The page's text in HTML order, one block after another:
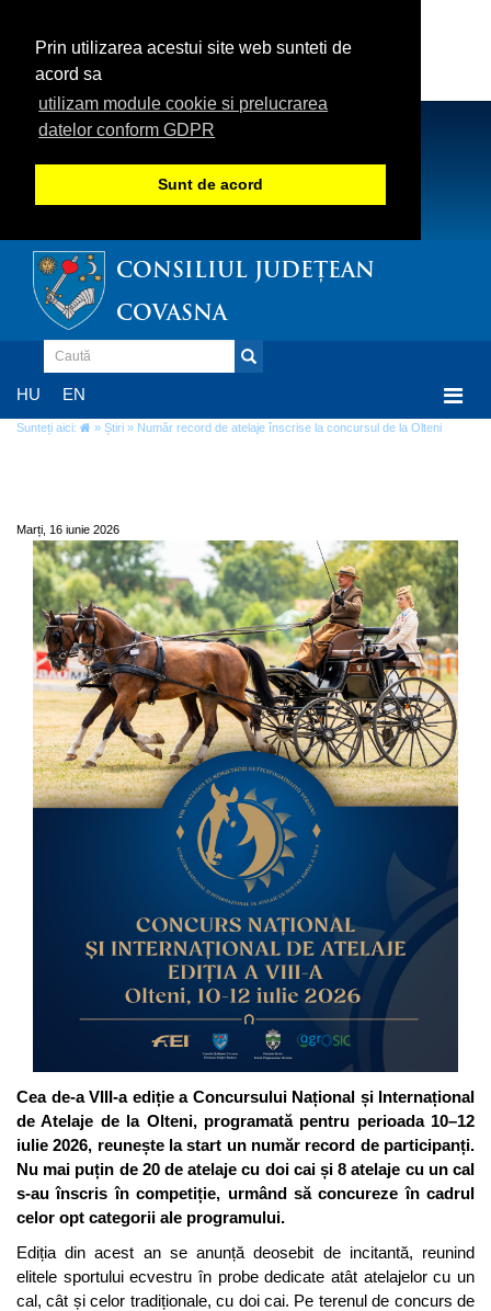
Prin utilizarea acestui site web sunteti de
acord sa
utilizam module cookie si prelucrarea
datelor conform GDPR
Sunt de acord
CONSILIUL JUDEȚEAN
COVASNA
HU EN
Sunteți aici: » Știri » Număr record de atelaje înscrise la concursul de la Olteni
Marți, 16 iunie 2026
Cea de-a VIII-a ediție a Concursului Național și Internațional
de Atelaje de la Olteni, programată pentru perioada 10–12
iulie 2026, reunește la start un număr record de participanți.
Nu mai puțin de 20 de atelaje cu doi cai și 8 atelaje cu un cal
s-au înscris în competiție, urmând să concureze în cadrul
celor opt categorii ale programului.
Ediția din acest an se anunță deosebit de incitantă, reunind
elitele sportului ecvestru în probe dedicate atât atelajelor cu un
cal, cât și celor tradiționale, cu doi cai. Pe terenul de concurs de